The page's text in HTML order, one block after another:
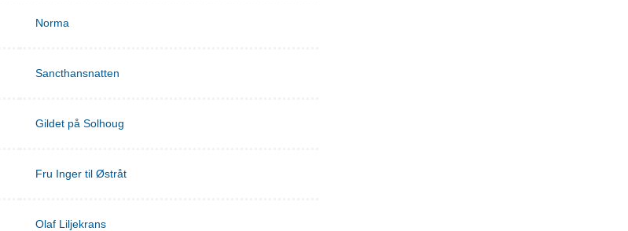
Norma
Sancthansnatten
Gildet på Solhoug
Fru Inger til Østråt
Olaf Liljekrans